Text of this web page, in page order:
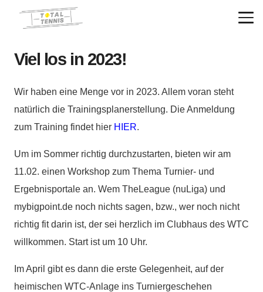
Viel los in 2023!
Wir haben eine Menge vor in 2023. Allem voran steht
natürlich die Trainingsplanerstellung. Die Anmeldung
zum Training findet hier HIER.
Um im Sommer richtig durchzustarten, bieten wir am
11.02. einen Workshop zum Thema Turnier- und
Ergebnisportale an. Wem TheLeague (nuLiga) und
mybigpoint.de noch nichts sagen, bzw., wer noch nicht
richtig fit darin ist, der sei herzlich im Clubhaus des WTC
willkommen. Start ist um 10 Uhr.
Im April gibt es dann die erste Gelegenheit, auf der
heimischen WTC-Anlage ins Turniergeschehen